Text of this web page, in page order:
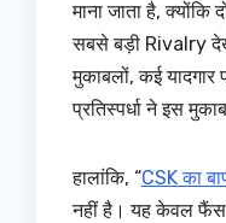
माना जाता है, क्योंकि
सबसे बड़ी Rivalry
मुकाबलों, कई
प्रतिस्पर्धा ने इस
हालांकि, “CSK का
नहीं है। यह केवल फैंस